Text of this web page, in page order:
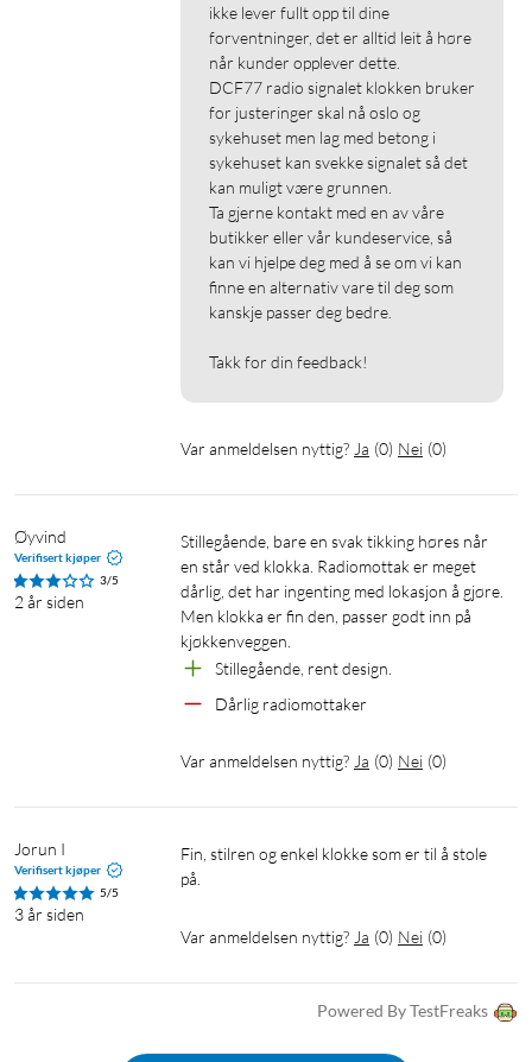
ikke lever fullt opp til dine
forventninger, det er alltid leit å høre
når kunder opplever dette.
DCF77 radio signalet klokken bruker
for justeringer skal nå oslo og
sykehuset men lag med betong i
sykehuset kan svekke signalet så det
kan muligt være grunnen.
Ta gjerne kontakt med en av våre
butikker eller vår kundeservice, så
kan vi hjelpe deg med å se om vi kan
finne en alternativ vare til deg som
kanskje passer deg bedre.
Takk for din feedback!
Var anmeldelsen nyttig? Ja (0) Nei (0)
Øyvind
Verifisert kjøper
3/5
2 år siden
Stillegående, bare en svak tikking høres når
en står ved klokka. Radiomottak er meget
dårlig, det har ingenting med lokasjon å gjøre.
Men klokka er fin den, passer godt inn på
kjøkkenveggen.
Stillegående, rent design.
Dårlig radiomottaker
Var anmeldelsen nyttig? Ja (0) Nei (0)
Jorun I
Verifisert kjøper
5/5
3 år siden
Fin, stilren og enkel klokke som er til å stole
på.
Var anmeldelsen nyttig? Ja (0) Nei (0)
Powered By TestFreaks